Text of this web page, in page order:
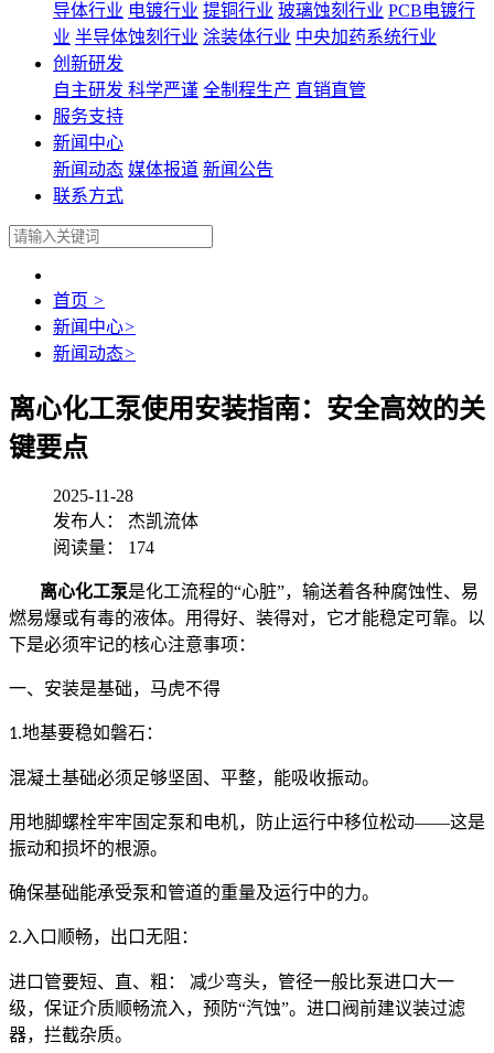
导体行业 电镀行业 提铜行业 玻璃蚀刻行业 PCB电镀行
业 半导体蚀刻行业 涂装体行业 中央加药系统行业
创新研发
自主研发 科学严谨 全制程生产 直销直管
服务支持
新闻中心
新闻动态 媒体报道 新闻公告
联系方式
首页 >
新闻中心>
新闻动态>
离心化工泵使用安装指南：安全高效的关
键要点
2025-11-28
发布人： 杰凯流体
阅读量： 174
离心化工泵是化工流程的“心脏”，输送着各种腐蚀性、易
燃易爆或有毒的液体。用得好、装得对，它才能稳定可靠。以
下是必须牢记的核心注意事项：
一、安装是基础，马虎不得
1.地基要稳如磐石：
混凝土基础必须足够坚固、平整，能吸收振动。
用地脚螺栓牢牢固定泵和电机，防止运行中移位松动——这是
振动和损坏的根源。
确保基础能承受泵和管道的重量及运行中的力。
2. 入口顺畅，出口无阻：
进口管要短、直、粗： 减少弯头，管径一般比泵进口大一
级，保证介质顺畅流入，预防“汽蚀”。进口阀前建议装过滤
器，拦截杂质。